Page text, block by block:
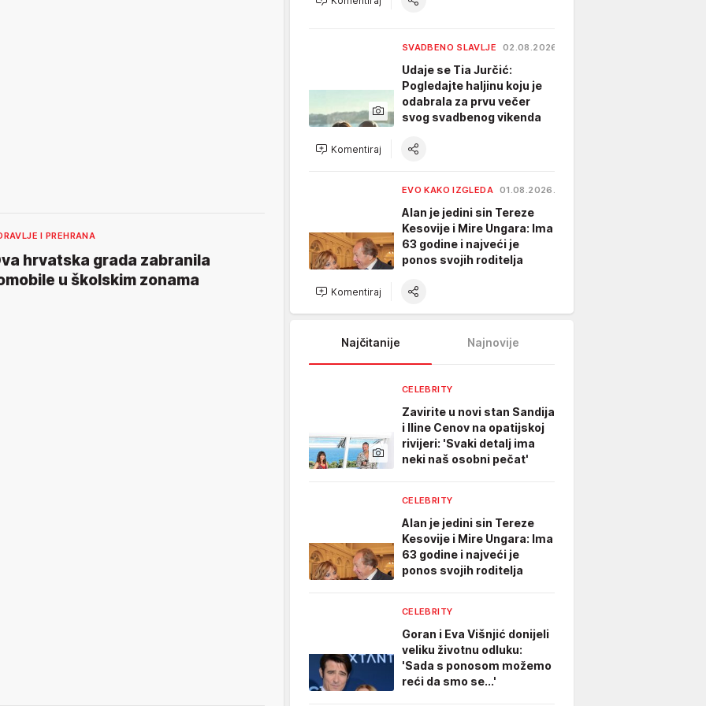
I PREHRANA
hrvatska grada zabranila
u školskim zonama
SVADBENO SLAVLJE 02.08.2026.
Udaje se Tia Jurčić:
Pogledajte haljinu koju je
odabrala za prvu večer
svog svadbenog vikenda
Komentiraj
EVO KAKO IZGLEDA 01.08.2026.
Alan je jedini sin Tereze
Kesovije i Mire Ungara: Ima
63 godine i najveći je
ponos svojih roditelja
Komentiraj
Najčitanije Najnovije
CELEBRITY
Zavirite u novi stan Sandija
i Iline Cenov na opatijskoj
rivijeri: 'Svaki detalj ima
neki naš osobni pečat'
CELEBRITY
Alan je jedini sin Tereze
Kesovije i Mire Ungara: Ima
63 godine i najveći je
ponos svojih roditelja
CELEBRITY
Goran i Eva Višnjić donijeli
veliku životnu odluku:
'Sada s ponosom možemo
reći da smo se...'